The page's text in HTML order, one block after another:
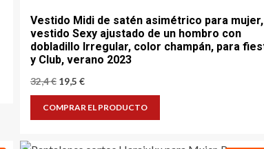
Vestido Midi de satén asimétrico para mujer,
vestido Sexy ajustado de un hombro con
dobladillo Irregular, color champán, para
y Club, verano 2023
32,4€ El
original
19,5 €El
actual
COMPRAR EL PRODUCTO